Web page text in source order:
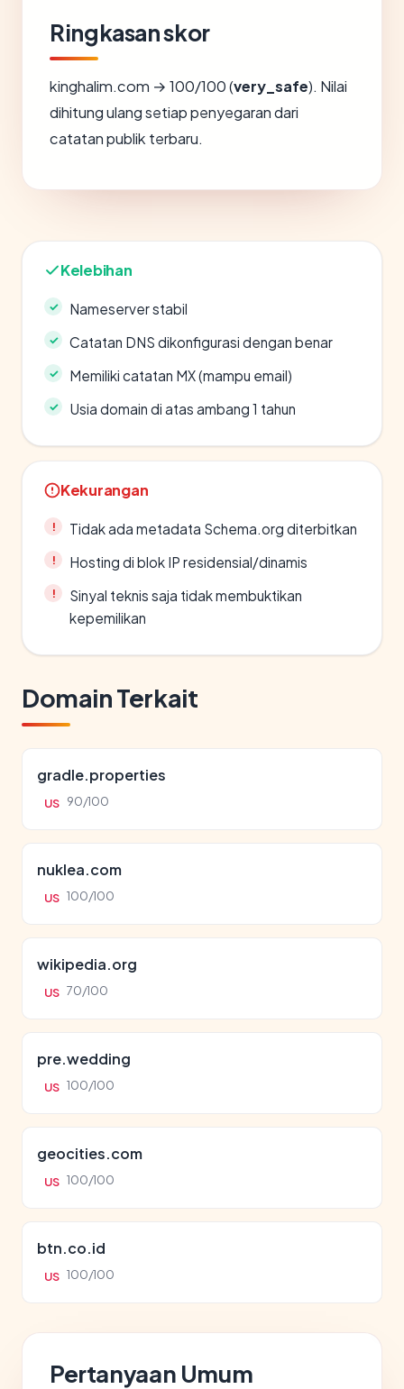
Ringkasan skor
kinghalim.com → 100/100 (very_safe). Nilai
dihitung ulang setiap penyegaran dari
catatan publik terbaru.
Kelebihan
Nameserver stabil
Catatan DNS dikonfigurasi dengan benar
Memiliki catatan MX (mampu email)
Usia domain di atas ambang 1 tahun
Kekurangan
Tidak ada metadata Schema.org diterbitkan
Hosting di blok IP residensial/dinamis
Sinyal teknis saja tidak membuktikan
kepemilikan
Domain Terkait
gradle.properties
US 90/100
nuklea.com
US 100/100
wikipedia.org
US 70/100
pre.wedding
US 100/100
geocities.com
US 100/100
btn.co.id
US 100/100
Pertanyaan Umum